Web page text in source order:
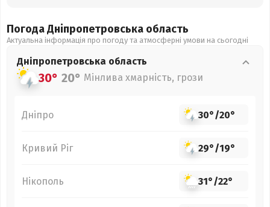
Погода Дніпропетровська область
Актуальна інформація про погоду та атмосферні умови на сьогодні
Дніпропетровська область
30° 20° Мінлива хмарність, грози
Дніпро 30°/20°
Кривий Ріг 29°/19°
Нікополь 31°/22°